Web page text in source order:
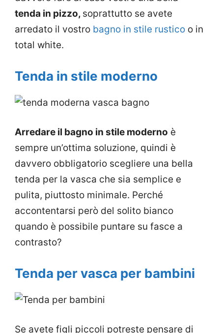
tenda in pizzo, soprattutto se avete
arredato il vostro bagno in stile rustico o in
total white.
Tenda in stile moderno
Arredare il bagno in stile moderno è
sempre un’ottima soluzione, quindi è
davvero obbligatorio scegliere una bella
tenda per la vasca che sia semplice e
pulita, piuttosto minimale. Perché
accontentarsi però del solito bianco
quando è possibile puntare su fasce a
contrasto?
Tenda per vasca per bambini
Se avete figli piccoli potreste pensare di